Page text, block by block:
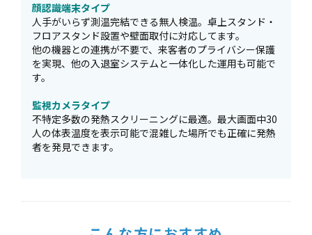
顔認識端末タイプ
人手がいらず測温完結できる無人検温。卓上スタンド・
フロアスタンド設置や壁面取付に対応してます。
他の機器との連携が不要で、来客者のプライバシー保護
を実現、他の入退室システムと一体化した運用も可能で
す。
監視カメラタイプ
不特定多数の発熱スクリーニングに最適。最大画面中30
人の体表温度を表示可能で混雑した場所でも正確に発熱
者を発見できます。